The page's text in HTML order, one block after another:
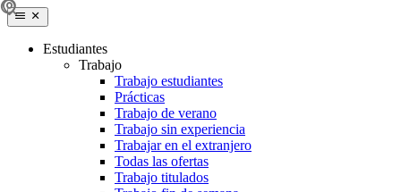
Estudiantes
Trabajo
Trabajo estudiantes
Prácticas
Trabajo de verano
Trabajo sin experiencia
Trabajar en el extranjero
Todas las ofertas
Trabajo titulados